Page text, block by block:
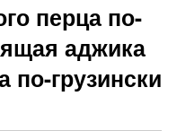
Способ на зиму
перца по-
аджика
по-грузински